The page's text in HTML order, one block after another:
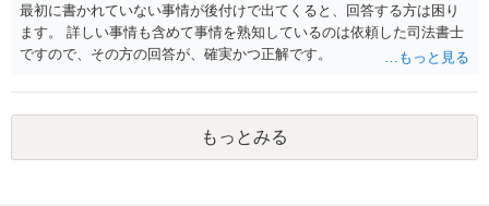
最初に書かれていない事情が後付けで出てくると、回答する方は困り
ます。 詳しい事情も含めて事情を熟知しているのは依頼した司法書士
ですので、その方の回答が、確実かつ正解です。
もっとみる